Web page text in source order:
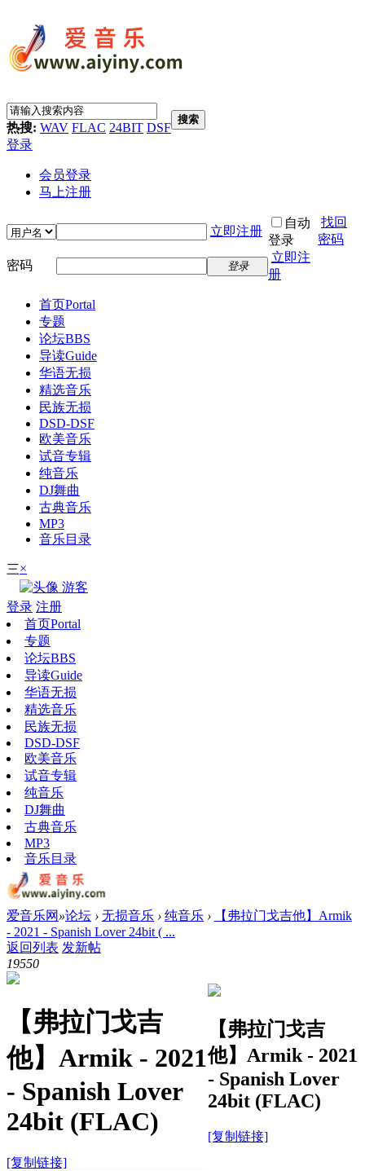
热搜: WAV FLAC 24BIT DSF
搜索
登录
会员登录
马上注册
立即注册
自动
登录
找回
密码
密码
登录
立即注
册
首页Portal
专题
论坛BBS
导读Guide
华语无损
精选音乐
民族无损
DSD-DSF
欧美音乐
试音专辑
纯音乐
DJ舞曲
古典音乐
MP3
音乐目录
三×
游客
登录 注册
首页Portal
专题
论坛BBS
导读Guide
华语无损
精选音乐
民族无损
DSD-DSF
欧美音乐
试音专辑
纯音乐
DJ舞曲
古典音乐
MP3
音乐目录
爱音乐网 »论坛 › 无损音乐 › 纯音乐 ›
【弗拉门戈吉他】Armik
- 2021 - Spanish Lover 24bit ( ...
返回列表 发新帖
19550
【弗拉门戈吉
他】Armik - 2021
- Spanish Lover
24bit (FLAC)
[复制链接]
【弗拉门戈吉
他】Armik - 2021
- Spanish Lover
24bit (FLAC)
[复制链接]